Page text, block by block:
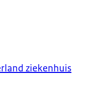
ziekenhuis